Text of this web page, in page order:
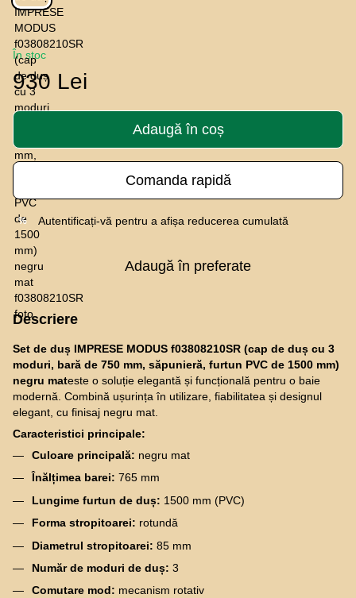
În stoc
930 Lei
Adaugă în coș
Comanda rapidă
% Autentificați-vă pentru a afișa reducerea cumulată
Adaugă în preferate
Descriere
Set de duș IMPRESE MODUS f03808210SR (cap de duș cu 3
moduri, bară de 750 mm, săpunieră, furtun PVC de 1500 mm)
negru mateste o soluție elegantă și funcțională pentru o baie
modernă. Combină ușurința în utilizare, fiabilitatea și designul
elegant, cu finisaj negru mat.
Caracteristici principale:
Culoare principală: negru mat
Înălțimea barei: 765 mm
Lungime furtun de duș: 1500 mm (PVC)
Forma stropitoarei: rotundă
Diametrul stropitoarei: 85 mm
Număr de moduri de duș: 3
Comutare mod: mecanism rotativ